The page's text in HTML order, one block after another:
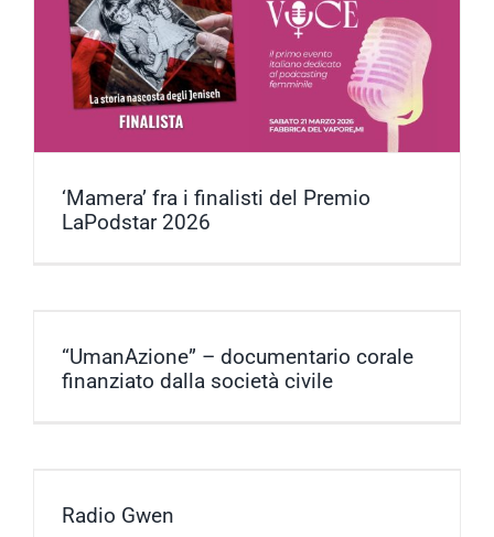
‘Mamera’ fra i finalisti del Premio
LaPodstar 2026
“UmanAzione” – documentario corale
finanziato dalla società civile
Radio Gwen